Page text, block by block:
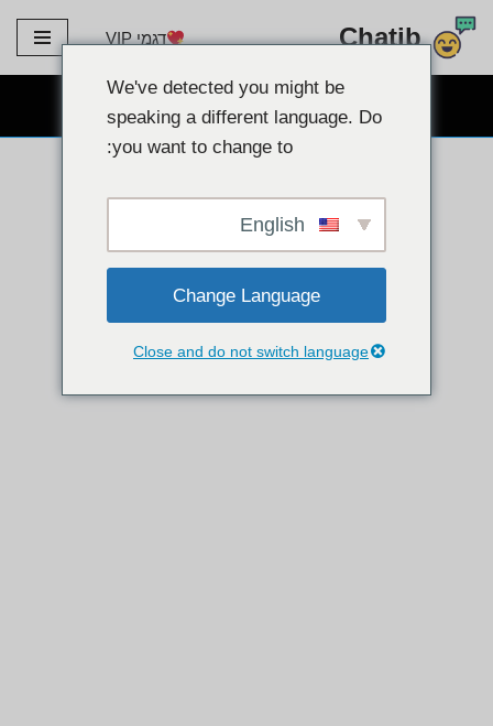
דלג
Chatib דגמי VIP
We've detected you might be
speaking a different language. Do
you want to change to:
Change Language
Close and do not switch language